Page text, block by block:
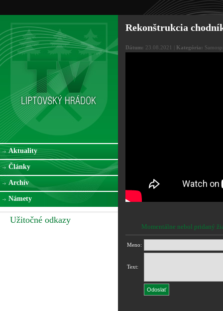
Aktuality
Články
Archív
Námety
Užitočné odkazy
Rekonštrukcia
Dátum: 23.08.2021 | Kategória:
Momentálne nebol pridaný
Meno:
Text: